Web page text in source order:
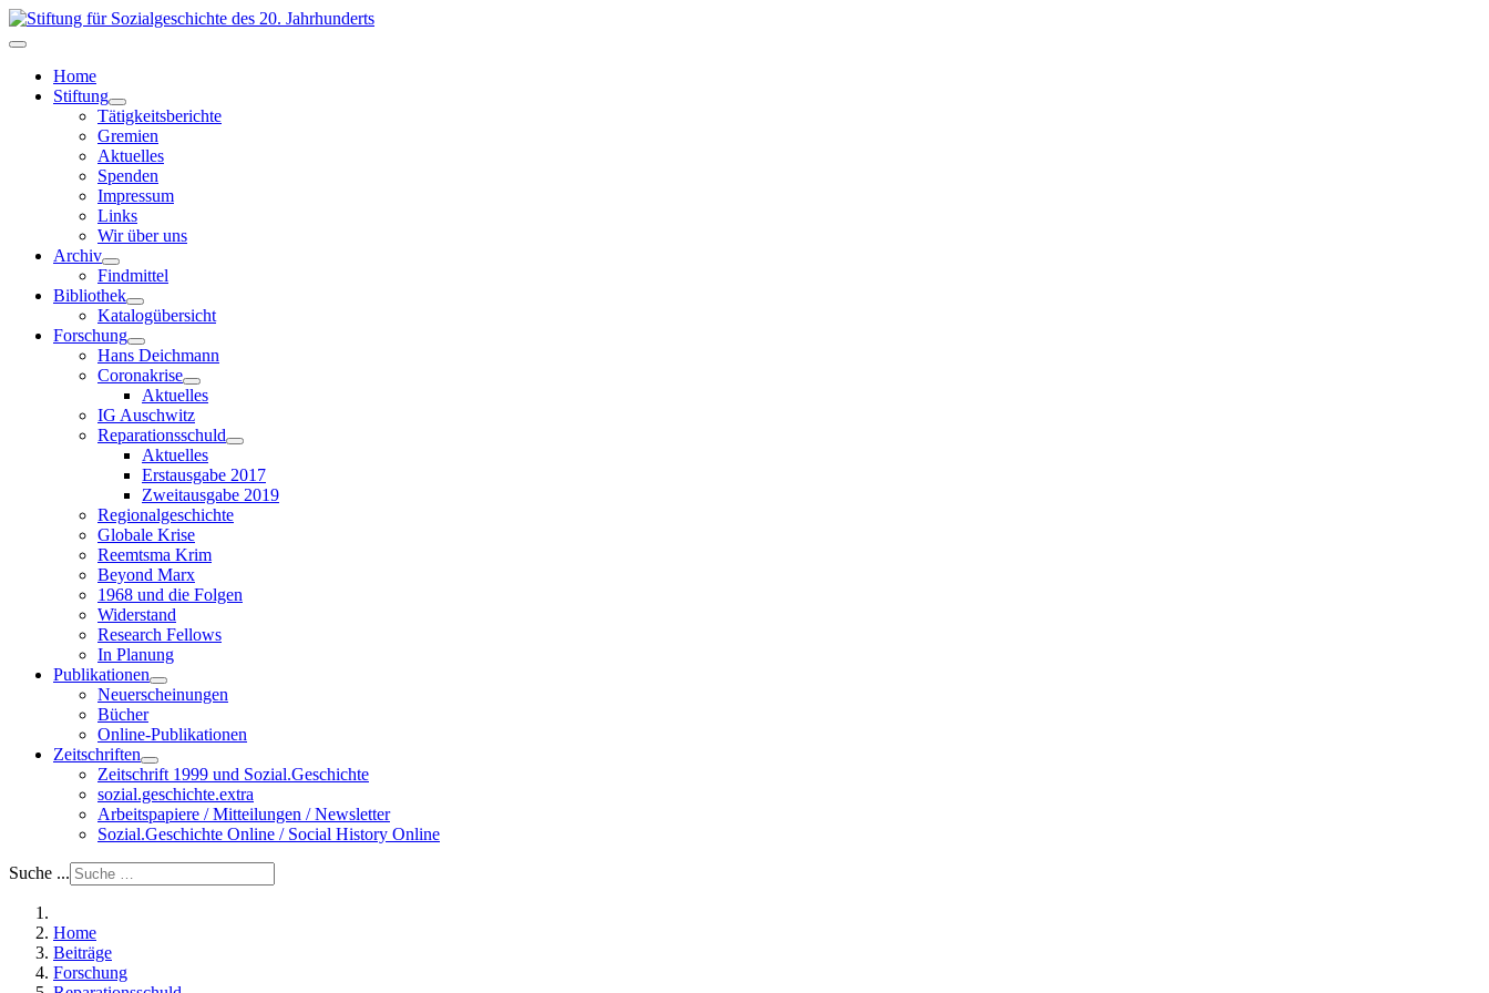
Home
Stiftung
Tätigkeitsberichte
Gremien
Aktuelles
Spenden
Impressum
Links
Wir über uns
Archiv
Findmittel
Bibliothek
Katalogübersicht
Forschung
Hans Deichmann
Coronakrise
Aktuelles
IG Auschwitz
Reparationsschuld
Aktuelles
Erstausgabe 2017
Zweitausgabe 2019
Regionalgeschichte
Globale Krise
Reemtsma Krim
Beyond Marx
1968 und die Folgen
Widerstand
Research Fellows
In Planung
Publikationen
Neuerscheinungen
Bücher
Online-Publikationen
Zeitschriften
Zeitschrift 1999 und Sozial.Geschichte
sozial.geschichte.extra
Arbeitspapiere / Mitteilungen / Newsletter
Sozial.Geschichte Online / Social History Online
Suche ...
Home
Beiträge
Forschung